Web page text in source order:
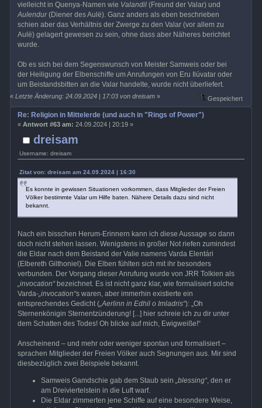
vielleicht in Quenya-Namen wie Valandil(Freund der Valar) und
Aulendur(Diener des Aulë). Ganz anders als eben beschrieben
schien aber das Verhältnis der Zwerge zu den Valar (vor allem zu
Aulë) gelagert gewesen zu sein, ohne dass aber Näheres berichtet
wurde.
Ob es sich bei dem Segenswunsch von Meister Samweis oder bei
der Heiligung der Elbenschiffe um Anrufungen von Eru Ilúvatar oder
um Beistandsbitten an die Valar handelte, wurde nicht überliefert.
«Letzte Änderung: 24.09.2024 | 17:03 von dreisam » Gespeichert
dreisam
Username: dreisam
Re: Religion in Mittelerde (und auch in "Rings of Power")
« Antwort #63 am: 24.09.2024 | 20:19 »
Zitat von: dreisam am 24.09.2024 | 16:30
Es konnte in gewissen Situationen vorkommen, dass Mitglieder der Freien
Völker bestimmte Valar um Hilfe baten. Nähere Details dazu sind nicht
bekannt.
Nach ein bisschen Herum-Erinnern kann ich diese Aussage so dann
doch nicht stehen lassen. Wenigstens in großer Not riefen zumindest
die Eldar nach dem Beistand der Valie namens Varda Elentári
(Elbereth Gilthoniel). Die Elben fühlten sich mit ihr besonders
verbunden. Der Vorgang dieser Anrufung wurde von JRR Tolkien als
„invocation“bezeichnet. Es ist nicht ganz klar, wie formalisiert solche
Varda-„invocation“s waren, aber immerhin existierte ein
entsprechendes Gedicht („Aerlinn in Edhil o Imladris“): „Oh
Sternenkönigin Sternentzünderung! [...] hier schreie ich zu dir unter
dem Schatten des Todes! Oh blicke auf mich, Ewigweiße!“
Anscheinend – und mehr oder weniger spontan und formalisiert –
sprachen Mitglieder der Freien Völker auch Segnungen aus. Mir sind
diesbezüglich zwei Beispiele bekannt.
Samweis Gamdschie gab dem Staub sein „blessing“, den er
am Dreiviertelstein in die Luft warf.
Die Eldar zimmerten jene Schiffe auf eine besondere Weise,